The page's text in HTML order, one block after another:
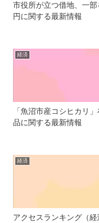
市役所が立つ借地、一
円に関する最新情報
経済
「魚沼市産コシヒカリ
品に関する最新情報
経済
アクセスランキング（